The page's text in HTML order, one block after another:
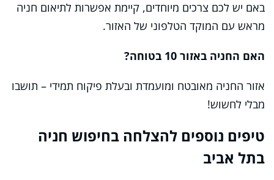
באם יש לכם צרכים מיוחדים, קיימת אפשרות לתיאום חניה
מראש עם המוקד הטלפוני של האזור.
האם החניה באזור 10 בטוחה?
אזור החניה מאובטח ומועמדת ובעלת פיקוח תמידי – תושבו
מבלי לחשוש!
טיפים נוספים להצלחה בחיפוש חניה
בתל אביב